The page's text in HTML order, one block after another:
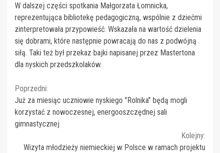
W dalszej części spotkania Małgorzata Łomnicka,
reprezentująca bibliotekę pedagogiczną, wspólnie z dziećmi
zinterpretowała przypowieść. Wskazała na wartość dzielenia
się dobrami, które następnie powracają do nas z podwójną
siłą. Taki też był przekaz bajki napisanej przez Mastertona
dla nyskich przedszkolaków.
Continue
Reading
Poprzedni:
Już za miesiąc uczniowie nyskiego "Rolnika" będą mogli
korzystać z nowoczesnej, energooszczędnej sali
gimnastycznej
Kolejny:
Wizyta młodzieży niemieckiej w Polsce w ramach projektu